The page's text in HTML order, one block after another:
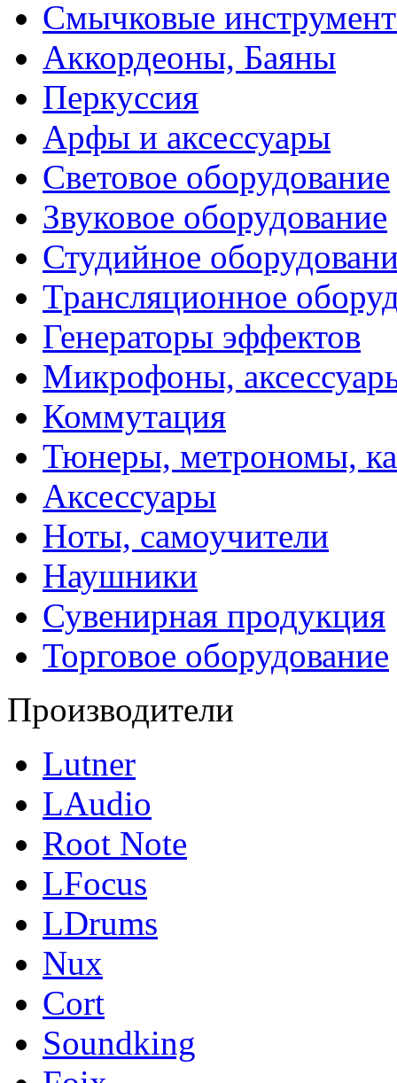
Смычковые
Аккордеоны, Баяны
Перкуссия
Арфы и аксессуары
Световое оборудование
Звуковое оборудование
Студийное
Трансляционное
Генераторы эффектов
Микрофоны,
Коммутация
Тюнеры, метрономы,
Аксессуары
Ноты, самоучители
Наушники
Сувенирная продукция
Торговое оборудование
Производители
Lutner
LAudio
Root Note
LFocus
LDrums
Nux
Cort
Soundking